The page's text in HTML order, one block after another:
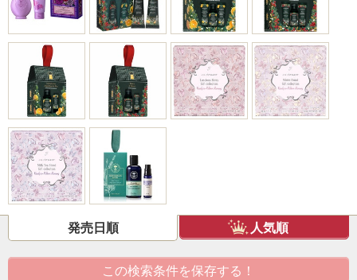
発売日順 人気順
この検索条件を保存する！